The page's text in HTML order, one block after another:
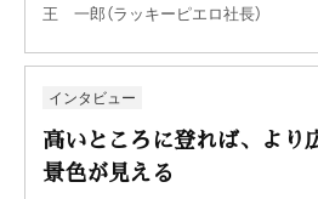
王 一郎（ラッキーピエロ社長）
インタビュー
高いところに登れば、より
景色が見える